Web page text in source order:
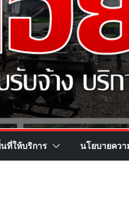
ที่ให้บริการ นโยบายคว